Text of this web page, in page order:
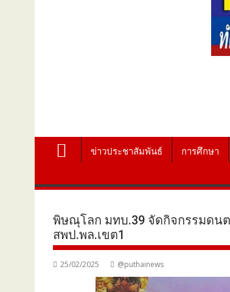
ข่าวประชาสัมพันธ์ การศึกษา
พิษณุโลก มทบ.39 จัดกิจกรรมดน
สพป.พล.เขต1
25/02/2025 @puthainews